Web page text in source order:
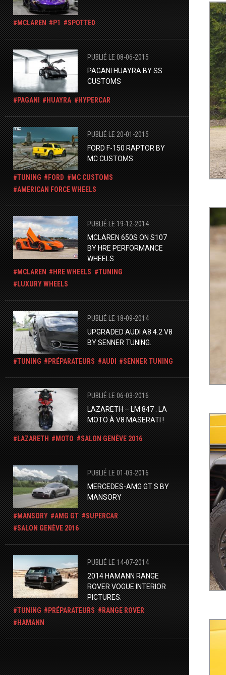
MCLAREN P1 SPOTTED
PUBLIÉ LE 08-06-2015
PAGANI HUAYRA BY SS
CUSTOMS
PAGANI HUAYRA HYPERCAR
PUBLIÉ LE 20-01-2015
FORD F-150 RAPTOR BY
MC CUSTOMS
TUNING FORD
MC CUSTOMS
AMERICAN FORCE WHEELS
PUBLIÉ LE 19-12-2014
MCLAREN 650S ON S107
BY HRE PERFORMANCE
WHEELS
MCLAREN
HRE WHEELS
TUNING
LUXURY WHEELS
PUBLIÉ LE 18-09-2014
UPGRADED AUDI A8 4.2 V8
BY SENNER TUNING.
TUNING PRÉPARATEURS AUDI SENNER TUNING
PUBLIÉ LE 06-03-2016
LAZARETH – LM 847 : LA
MOTO À V8 MASERATI !
LAZARETH MOTO SALON GENÈVE 2016
PUBLIÉ LE 01-03-2016
MERCEDES-AMG GT S BY
MANSORY
MANSORY AMG GT
SUPERCAR
SALON GENÈVE 2016
PUBLIÉ LE 14-07-2014
2014 HAMANN RANGE
ROVER VOGUE INTERIOR
PICTURES.
TUNING
PRÉPARATEURS
RANGE ROVER
HAMANN